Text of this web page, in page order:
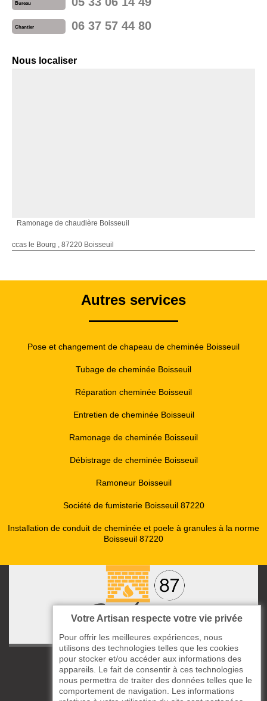
Bureau
Chantier 06 37 57 44 80
Nous localiser
Ramonage de chaudière Boisseuil
ccas le Bourg , 87220 Boisseuil
Autres services
Pose et changement de chapeau de cheminée Boisseuil
Tubage de cheminée Boisseuil
Réparation cheminée Boisseuil
Entretien de cheminée Boisseuil
Ramonage de cheminée Boisseuil
Débistrage de cheminée Boisseuil
Ramoneur Boisseuil
Société de fumisterie Boisseuil 87220
Installation de conduit de cheminée et poele à granules à la norme
Boisseuil 87220
ccas le Bourg
87220 Boisseuil
05 33 06 14 49
Votre Artisan respecte votre vie privée
Pour offrir les meilleures expériences, nous
utilisons des technologies telles que les cookies
pour stocker et/ou accéder aux informations des
appareils. Le fait de consentir à ces technologies
nous permettra de traiter des données telles que le
comportement de navigation. Les informations